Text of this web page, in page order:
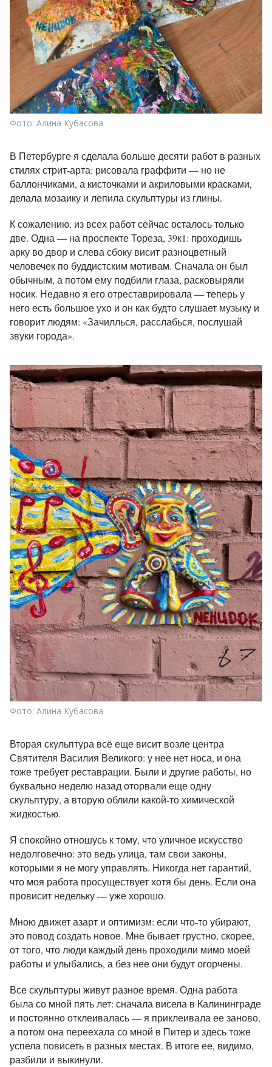
Фото: Алина Кубасова
В Петербурге я сделала больше десяти работ в разных
стилях стрит-арта: рисовала граффити — но не
баллончиками, а кисточками и акриловыми красками,
делала мозаику и лепила скульптуры из глины.
К сожалению, из всех работ сейчас осталось только
две. Одна — на проспекте Тореза, 39к1: проходишь
арку во двор и слева сбоку висит разноцветный
человечек по буддистским мотивам. Сначала он был
обычным, а потом ему подбили глаза, расковыряли
носик. Недавно я его отреставрировала — теперь у
него есть большое ухо и он как будто слушает музыку и
говорит людям: «Зачиллься, расслабься, послушай
звуки города».
Фото: Алина Кубасова
Вторая скульптура всё еще висит возле центра
Святителя Василия Великого: у нее нет носа, и она
тоже требует реставрации. Были и другие работы, но
буквально неделю назад оторвали еще одну
скульптуру, а вторую облили какой-то химической
жидкостью.
Я спокойно отношусь к тому, что уличное искусство
недолговечно: это ведь улица, там свои законы,
которыми я не могу управлять. Никогда нет гарантий,
что моя работа просуществует хотя бы день. Если она
провисит недельку — уже хорошо.
Мною движет азарт и оптимизм: если что-то убирают,
это повод создать новое. Мне бывает грустно, скорее,
от того, что люди каждый день проходили мимо моей
работы и улыбались, а без нее они будут огорчены.
Все скульптуры живут разное время. Одна работа
была со мной пять лет: сначала висела в Калининграде
и постоянно отклеивалась — я приклеивала ее заново,
а потом она переехала со мной в Питер и здесь тоже
успела повисеть в разных местах. В итоге ее, видимо,
разбили и выкинули.